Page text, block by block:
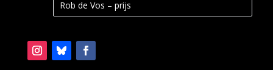
Rob de Vos – prijs